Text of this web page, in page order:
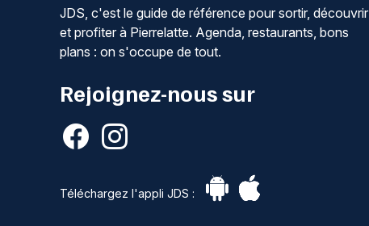
JDS, c'est le guide de référence pour sortir, découvrir
et profiter à Pierrelatte. Agenda, restaurants, bons
plans : on s'occupe de tout.
Rejoignez-nous sur
Téléchargez l'appli JDS :